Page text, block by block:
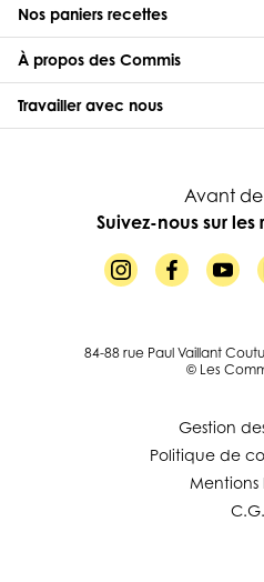
Nos paniers recettes
À propos des Commis
Travailler avec nous
Avant
Suivez-nous sur
84-88 rue Paul Vaillant
© Les
Gestion
Politique de
Mentions